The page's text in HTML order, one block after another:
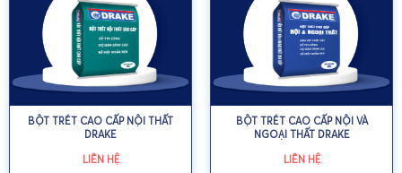
BỘT TRÉT CAO CẤP NỘI THẤT
DRAKE
LIÊN HỆ
BỘT TRÉT CAO CẤP NỘI VÀ
NGOẠI THẤT DRAKE
LIÊN HỆ